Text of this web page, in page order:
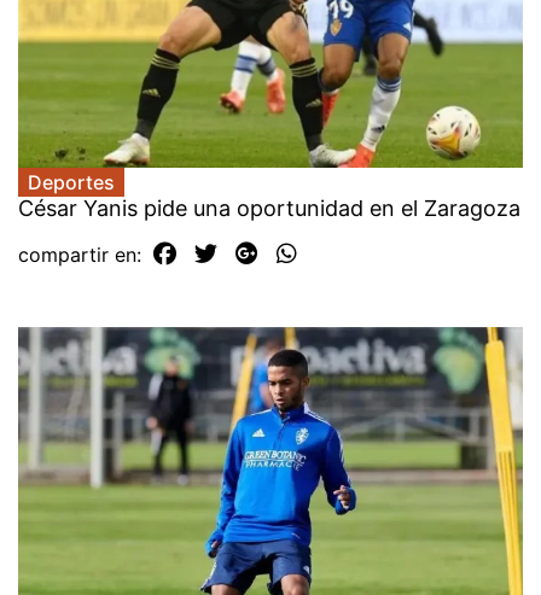
Deportes
César Yanis pide una oportunidad en el Zaragoza
compartir en: